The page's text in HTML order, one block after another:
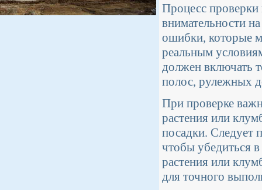
Процесс проверки
внимательности
ошибки, которые
реальным
должен включать
полос, рулежных
При проверке
растения или
посадки. Следует
чтобы убедиться
растения или
для точного